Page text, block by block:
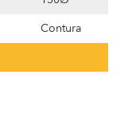
Contura